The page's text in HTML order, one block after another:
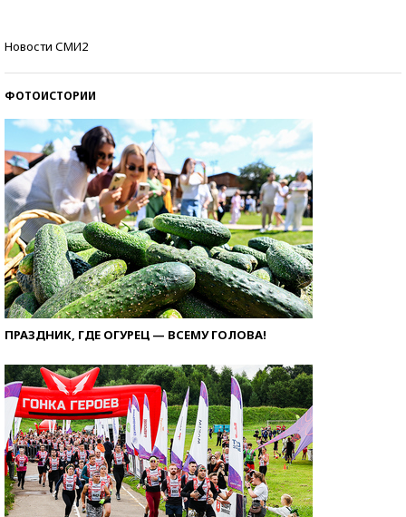
Новости СМИ2
ФОТОИСТОРИИ
ПРАЗДНИК, ГДЕ ОГУРЕЦ — ВСЕМУ ГОЛОВА!